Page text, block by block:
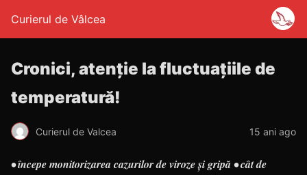
Curierul de Vâlcea
Cronici, atenție la fluctuațiile de
temperatură!
Curierul de Valcea 15 ani ago
• începe monitorizarea cazurilor de viroze și gripă • cât de